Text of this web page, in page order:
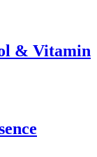
& Vitamin